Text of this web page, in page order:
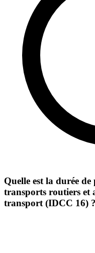
Quelle est la durée
transports routiers et
transport (IDCC 16) ?